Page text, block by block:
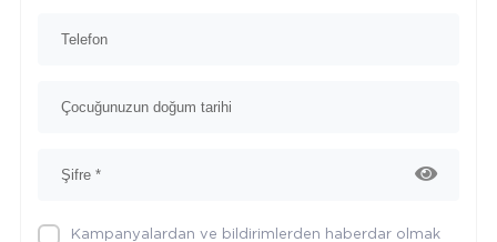
Kampanyalardan ve bildirimlerden haberdar olmak